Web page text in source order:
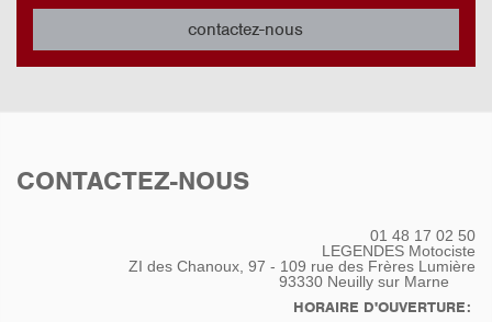
contactez-nous
CONTACTEZ-NOUS
01 48 17 02 50
LEGENDES Motociste
ZI des Chanoux, 97 - 109 rue des Frères Lumière
93330 Neuilly sur Marne
HORAIRE D'OUVERTURE: